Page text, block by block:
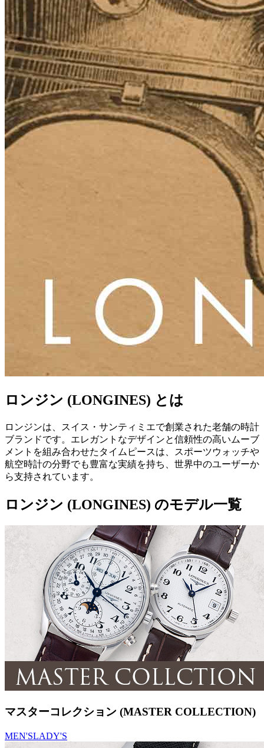
ロンジン (LONGINES) とは
ロンジンは、スイス・サンティミエで創業された老舗の時計
ブランドです。エレガントなデザインと信頼性の高いムーブ
メントを組み合わせたタイムピースは、スポーツウォッチや
航空時計の分野でも豊富な実績を持ち、世界中のユーザーか
ら支持されています。
ロンジン (LONGINES) のモデル一覧
マスターコレクション (MASTER COLLECTION)
MEN'SLADY'S